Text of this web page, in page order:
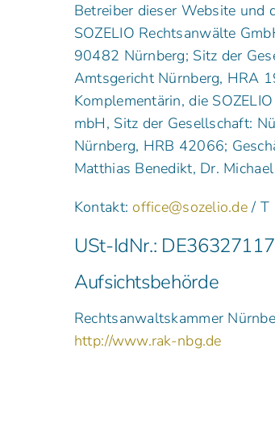
Betreiber dieser Website und
SOZELIO Rechtsanwälte
90482 Nürnberg; Sitz der
Amtsgericht Nürnberg, HRA
Komplementärin, die
mbH, Sitz der Gesellschaft:
Nürnberg, HRB 42066;
Matthias Benedikt, Dr.
Kontakt: office@sozelio.de/ T
USt-IdNr.:
Aufsichtsbehörde
Rechtsanwaltskammer
http://www.rak-nbg.de